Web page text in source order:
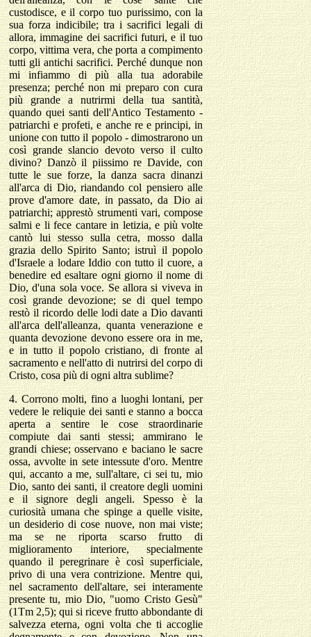
custodisce, e il corpo tuo purissimo, con la
sua forza indicibile; tra i sacrifici legali di
allora, immagine dei sacrifici futuri, e il tuo
corpo, vittima vera, che porta a compimento
tutti gli antichi sacrifici. Perché dunque non
mi infiammo di più alla tua adorabile
presenza; perché non mi preparo con cura
più grande a nutrirmi della tua santità,
quando quei santi dell'Antico Testamento -
patriarchi e profeti, e anche re e principi, in
unione con tutto il popolo - dimostrarono un
così grande slancio devoto verso il culto
divino? Danzò il piissimo re Davide, con
tutte le sue forze, la danza sacra dinanzi
all'arca di Dio, riandando col pensiero alle
prove d'amore date, in passato, da Dio ai
patriarchi; apprestò strumenti vari, compose
salmi e li fece cantare in letizia, e più volte
cantò lui stesso sulla cetra, mosso dalla
grazia dello Spirito Santo; istruì il popolo
d'Israele a lodare Iddio con tutto il cuore, a
benedire ed esaltare ogni giorno il nome di
Dio, d'una sola voce. Se allora si viveva in
così grande devozione; se di quel tempo
restò il ricordo delle lodi date a Dio davanti
all'arca dell'alleanza, quanta venerazione e
quanta devozione devono essere ora in me,
e in tutto il popolo cristiano, di fronte al
sacramento e nell'atto di nutrirsi del corpo di
Cristo, cosa più di ogni altra sublime?
4. Corrono molti, fino a luoghi lontani, per
vedere le reliquie dei santi e stanno a bocca
aperta a sentire le cose straordinarie
compiute dai santi stessi; ammirano le
grandi chiese; osservano e baciano le sacre
ossa, avvolte in sete intessute d'oro. Mentre
qui, accanto a me, sull'altare, ci sei tu, mio
Dio, santo dei santi, il creatore degli uomini
e il signore degli angeli. Spesso è la
curiosità umana che spinge a quelle visite,
un desiderio di cose nuove, non mai viste;
ma se ne riporta scarso frutto di
miglioramento interiore, specialmente
quando il peregrinare è così superficiale,
privo di una vera contrizione. Mentre qui,
nel sacramento dell'altare, sei interamente
presente tu, mio Dio, "uomo Cristo Gesù"
(1Tm 2,5); qui si riceve frutto abbondante di
salvezza eterna, ogni volta che ti accoglie